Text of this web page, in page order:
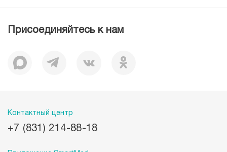
Отзывы
Лицензии
Корпоративная социальная ответственность
Журнал для пациентов «МЕДСИ СЕГОДНЯ»
Присоединяйтесь к нам
Контактный центр
+7 (831) 214-88-18